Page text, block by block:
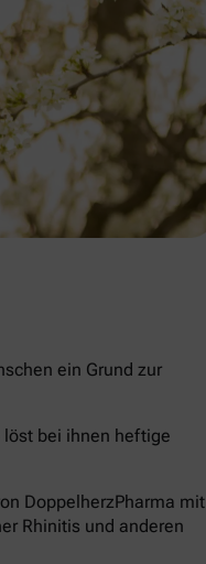
ein Grund zur
löst bei ihnen heftige
DoppelherzPharma mit
Rhinitis und anderen